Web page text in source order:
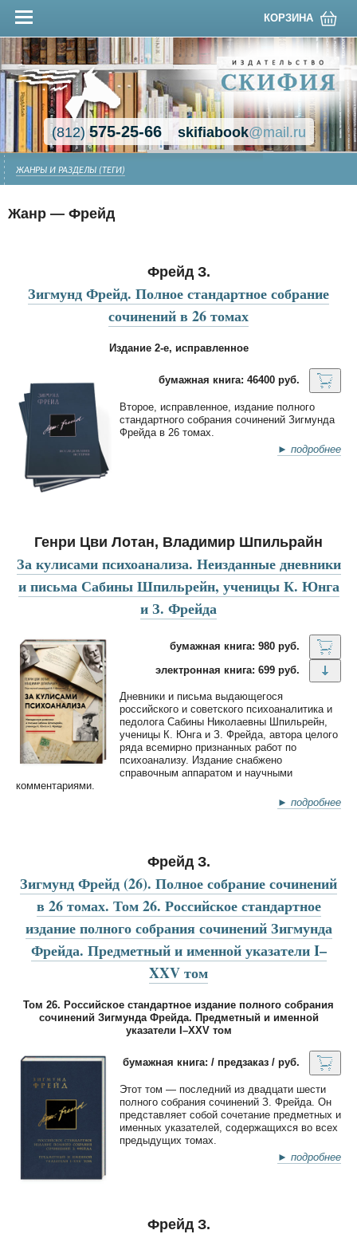
КОРЗИНА
(812)575-25-66 skifiabook@mail.ru
ЖАНРЫ И РАЗДЕЛЫ (ТЕГИ)
Жанр — Фрейд
Фрейд З.
Зигмунд Фрейд. Полное стандартное собрание
сочинений в 26 томах
Издание 2-е, исправленное
бумажная книга: 46400 руб.
Второе, исправленное, издание полного
стандартного собрания сочинений Зигмунда
Фрейда в 26 томах.
► подробнее
Генри Цви Лотан, Владимир Шпильрайн
За кулисами психоанализа. Неизданные дневники
и письма Сабины Шпильрейн, ученицы К. Юнга
и З. Фрейда
бумажная книга: 980 руб.
электронная книга: 699 руб.
Дневники и письма выдающегося
российского и советского психоаналитика и
педолога Сабины Николаевны Шпильрейн,
ученицы К. Юнга и З. Фрейда, автора целого
ряда всемирно признанных работ по
психоанализу. Издание снабжено
справочным аппаратом и научными
комментариями.
► подробнее
Фрейд З.
Зигмунд Фрейд (26). Полное собрание сочинений
в 26 томах. Том 26. Российское стандартное
издание полного собрания сочинений Зигмунда
Фрейда. Предметный и именной указатели I–
XXV том
Том 26. Российское стандартное издание полного собрания
сочинений Зигмунда Фрейда. Предметный и именной
указатели I–XXV том
бумажная книга: / предзаказ / руб.
Этот том — последний из двадцати шести
полного собрания сочинений З. Фрейда. Он
представляет собой сочетание предметных и
именных указателей, содержащихся во всех
предыдущих томах.
► подробнее
Фрейд З.